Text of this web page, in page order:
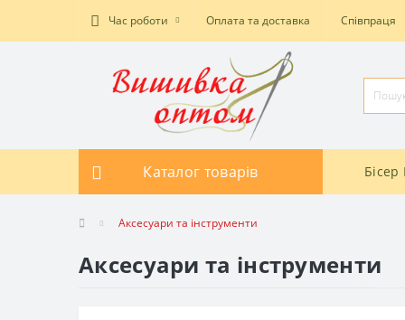
Час роботи Оплата та доставка Співпраця
Каталог товарів Бісер
Аксесуари та інструменти
Аксесуари та інструменти